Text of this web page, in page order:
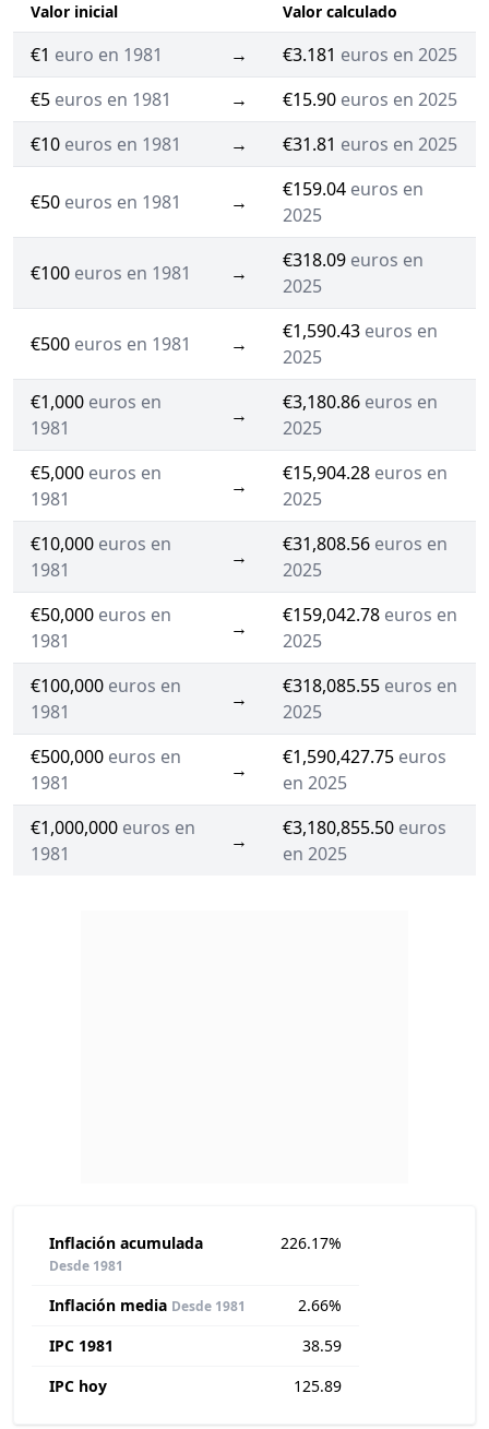
Valor inicial Valor calculado
€1 euro en 1981 → €3.181 euros en 2025
€5 euros en 1981 → €15.90 euros en 2025
€10 euros en 1981 → €31.81 euros en 2025
€50 euros en 1981 →
€159.04 euros en
2025
€100 euros en 1981 →
€318.09 euros en
2025
€500 euros en 1981 →
€1,590.43 euros en
2025
€1,000 euros en
1981
→
€3,180.86 euros en
2025
€5,000 euros en
1981
→
€15,904.28 euros en
2025
€10,000 euros en
1981
→
€31,808.56 euros en
2025
€50,000 euros en
1981
→
€159,042.78 euros en
2025
€100,000 euros en
1981
→
€318,085.55 euros en
2025
€500,000 euros en
1981
→
€1,590,427.75 euros
en 2025
€1,000,000 euros en
1981
→
€3,180,855.50 euros
en 2025
Inflación acumulada
Desde 1981
226.17%
Inflación media Desde 1981
2.66%
IPC 1981
38.59
IPC hoy
125.89